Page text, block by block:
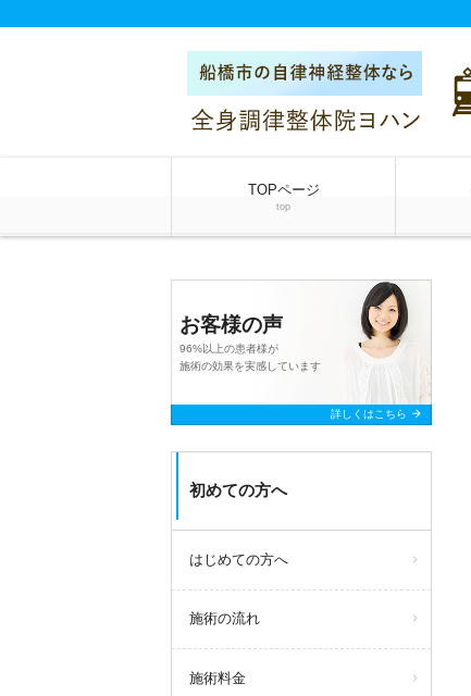
TOPページ
top
お客様の声
96%以上の患者様が
施術の効果を実感しています
詳しくはこちら arrow_forward
初めての方へ
はじめての方へ
施術の流れ
施術料金